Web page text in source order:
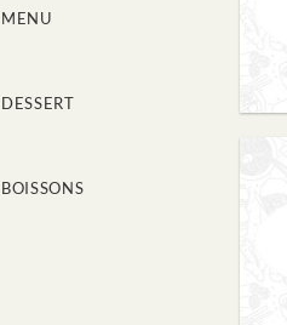
MENU
DESSERT
BOISSONS